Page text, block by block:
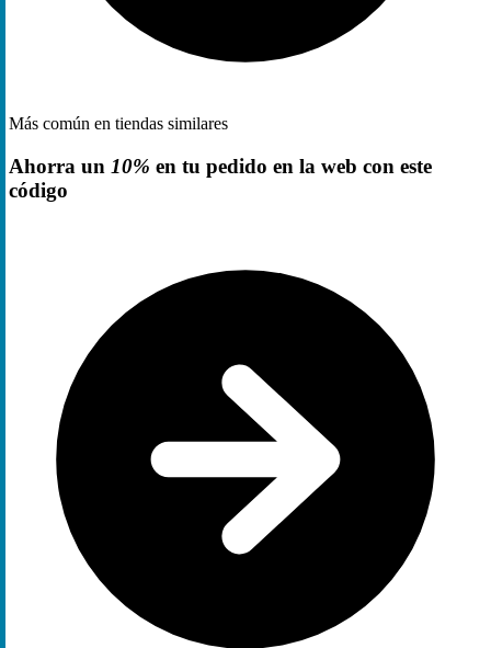
Más común en tiendas similares
Ahorra un 10% en tu pedido en la web con este
código